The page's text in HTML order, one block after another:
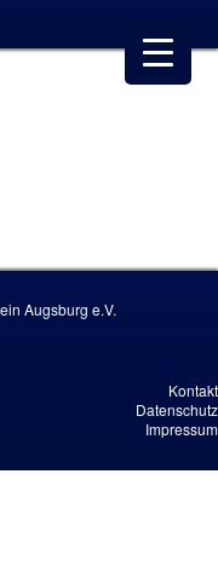
Augsburg e.V.
Kontakt
Datenschutz
Impressum